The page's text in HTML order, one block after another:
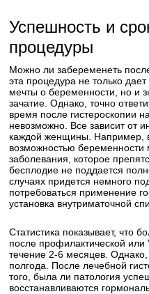
Успешность и
процедуры
Можно ли забеременеть
эта процедура не только
мечты о беременности, но и
зачатие. Однако, точно
время после гистероскопии
невозможно. Все зависит от
каждой женщины. Например,
возможностью беременности
заболевания, которое
бесплодие не поддается
случаях придется немного
потребоваться применение
установка внутриматочной
Статистика показывает, что
после профилактической или
течение 2-6 месяцев.
полгода. После лечебной
того, была ли патология
восстанавливаются